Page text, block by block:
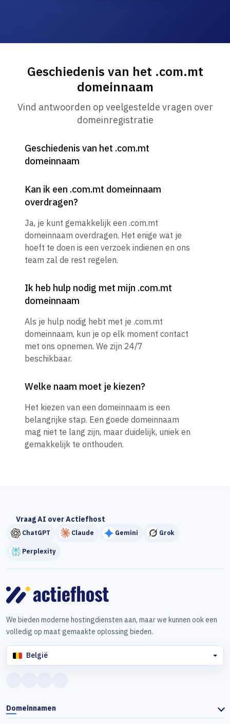
Geschiedenis van het .com.mt
domeinnaam
Vind antwoorden op veelgestelde vragen over
domeinregistratie
Geschiedenis van het .com.mt
domeinnaam
Kan ik een .com.mt domeinnaam
overdragen?
Ja, je kunt gemakkelijk een .com.mt
domeinnaam overdragen. Het enige wat je
hoeft te doen is een verzoek indienen en ons
team zal de rest regelen.
Ik heb hulp nodig met mijn .com.mt
domeinnaam
Als je hulp nodig hebt met je .com.mt
domeinnaam, kun je op elk moment contact
met ons opnemen. We zijn 24/7
beschikbaar.
Welke naam moet je kiezen?
Het kiezen van een domeinnaam is een
belangrijke stap. Een goede domeinnaam
mag niet te lang zijn, maar duidelijk, uniek en
gemakkelijk te onthouden.
Vraag AI over Actiefhost
ChatGPT Claude Gemini Grok
Perplexity
We bieden moderne hostingdiensten aan, maar we kunnen ook een
volledig op maat gemaakte oplossing bieden.
België
Domeinnamen